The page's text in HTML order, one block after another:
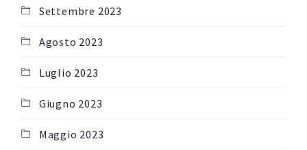
Settembre 2023
Agosto 2023
Luglio 2023
Giugno 2023
Maggio 2023